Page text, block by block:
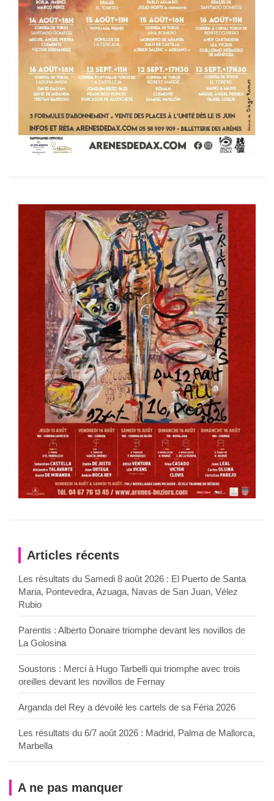
Articles récents
Les résultats du Samedi 8 août 2026 : El Puerto de Santa
Maria, Pontevedra, Azuaga, Navas de San Juan, Vélez
Rubio
Parentis : Alberto Donaire triomphe devant les novillos de
La Golosina
Soustons : Merci à Hugo Tarbelli qui triomphe avec trois
oreilles devant les novillos de Fernay
Arganda del Rey a dévoilé les cartels de sa Féria 2026
Les résultats du 6/7 août 2026 : Madrid, Palma de Mallorca,
Marbella
A ne pas manquer